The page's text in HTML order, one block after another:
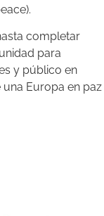
completar
para
y público en
Europa en paz